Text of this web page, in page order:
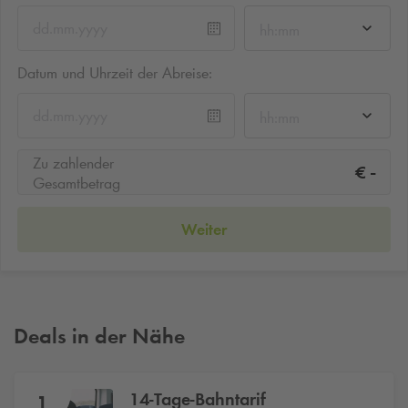
Datum und Uhrzeit der Abreise:
Zu zahlender
Gesamtbetrag
€ -
Weiter
Deals in der Nähe
14-Tage-Bahntarif